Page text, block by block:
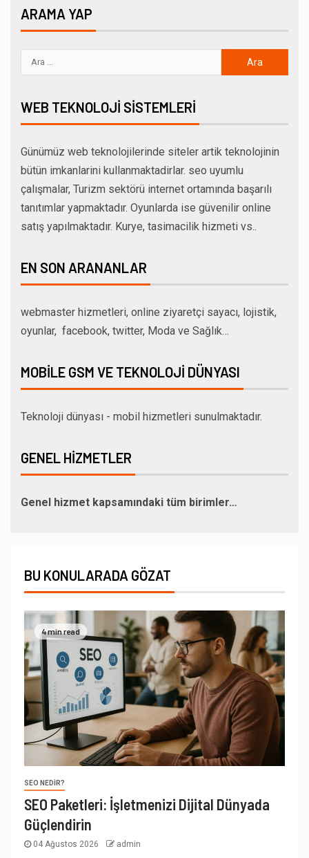
ARAMA YAP
WEB TEKNOLOJI SISTEMLERI
Günümüz web teknolojilerinde siteler artik teknolojinin
bütün imkanlarini kullanmaktadirlar. seo uyumlu
çalışmalar, Turizm sektörü internet ortamında başarılı
tanıtımlar yapmaktadır. Oyunlarda ise güvenilir online
satış yapılmaktadır. Kurye, tasimacilik hizmeti vs..
EN SON ARANANLAR
webmaster hizmetleri, online ziyaretçi sayacı, lojistik,
oyunlar, facebook, twitter, Moda ve Sağlık…
MOBILE GSM VE TEKNOLOJI DÜNYASI
Teknoloji dünyası - mobil hizmetleri sunulmaktadır.
GENEL HIZMETLER
Genel hizmet kapsamındaki tüm birimler…
BU KONULARADA GÖZAT
4 min read
SEO NEDIR?
SEO Paketleri: İşletmenizi Dijital Dünyada
Güçlendirin
04 Ağustos 2026 admin